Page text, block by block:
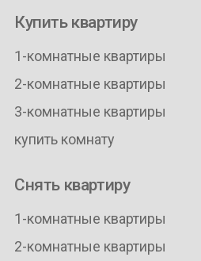
Купить квартиру
1-комнатные квартиры
2-комнатные квартиры
3-комнатные квартиры
купить комнату
Снять квартиру
1-комнатные квартиры
2-комнатные квартиры